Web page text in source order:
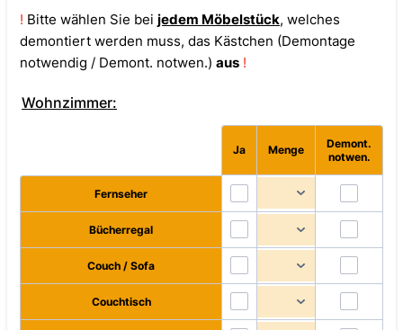
! Bitte wählen Sie bei jedem Möbelstück, welches
demontiert werden muss, das Kästchen (Demontage
notwendig / Demont. notwen.) aus !
Wohnzimmer:
Ja Menge
Demont.
notwen.
Fernseher
Bücherregal
Couch / Sofa
Couchtisch